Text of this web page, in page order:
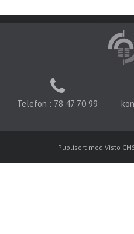
Telefon : 78 47 70 99
Publisert med Visto